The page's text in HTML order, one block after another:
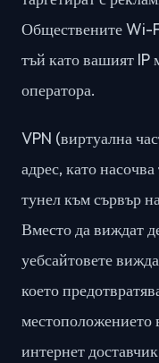
Обществените Wi-
тъй като вашият IP
оператора.
VPN (виртуална
адрес, като
тунел към сървър
Вместо да виждат
уебсайтовете
което
местоположението
интернет